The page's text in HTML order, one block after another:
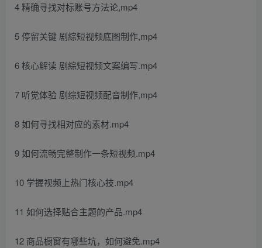
4 精确寻找对标账号方法论,mp4
5 停留关键 剧綜短视频底图制作,mp4
6 核心解读 剧綜短视频文案编写.mp4
7 听觉体验 剧综短视频配音制作,mp4
8 如何寻找相对应的素材.mp4
9 如何流畅完整制作一条短视频.mp4
10 学握视频上热门核心技.mp4
11 如何选择贴合主题的产品.mp4
12 商品橱窗有哪些坑，如何避免.mp4